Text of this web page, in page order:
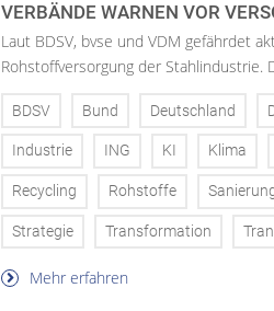
VERBÄNDE WARNEN VOR
Laut BDSV, bvse und VDM gefährdet
Rohstoffversorgung der
BDSV Bund Deutschland
Industrie ING KI Klima
Recycling Rohstoffe
Strategie Transformation
Mehr erfahren